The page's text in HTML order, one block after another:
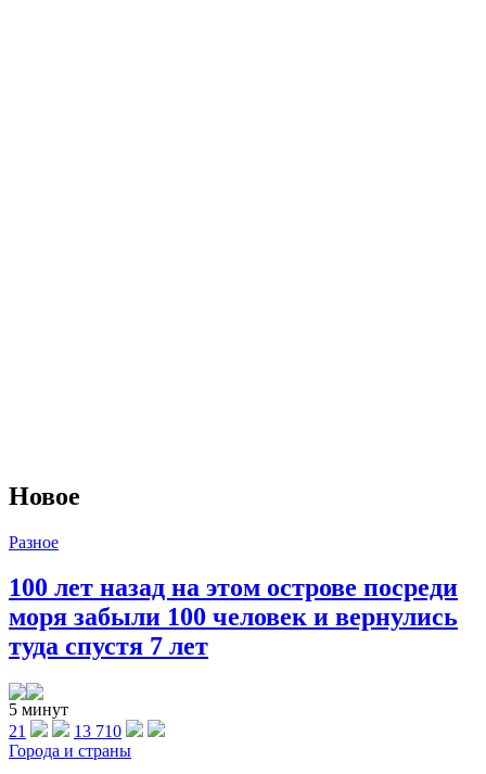
Новое
Разное
100 лет назад на этом острове посреди
моря забыли 100 человек и вернулись
туда спустя 7 лет
5 минут
21
13 710
Города и страны